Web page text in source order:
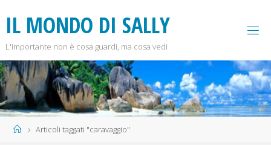
contenuto
IL MONDO DI SALLY
L'importante non è cosa guardi, ma cosa vedi
HomeArticoli taggati "caravaggio"